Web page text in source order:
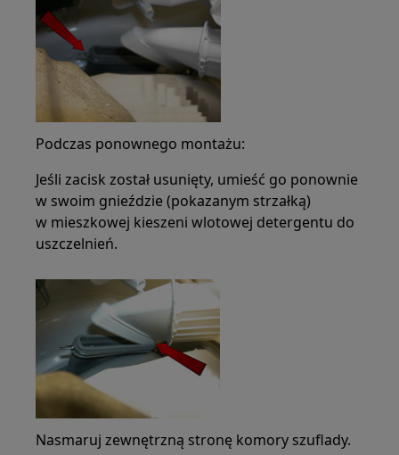
Podczas ponownego montażu:
Jeśli zacisk został usunięty, umieść go ponownie
w swoim gnieździe (pokazanym strzałką)
w mieszkowej kieszeni wlotowej detergentu do
uszczelnień.
Nasmaruj zewnętrzną stronę komory szuflady.